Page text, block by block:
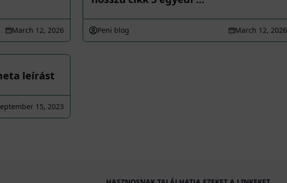
March 12, 2026 Peni blog March 12, 2026
leírást
15, 2023